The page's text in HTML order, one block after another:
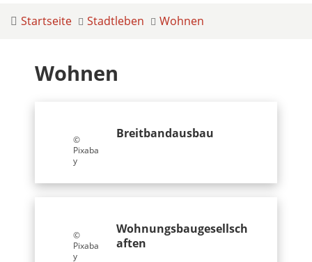
Startseite Stadtleben Wohnen
Wohnen
©
Pixaba
y
Breitbandausbau
©
Pixaba
y
Wohnungsbaugesellsch
aften